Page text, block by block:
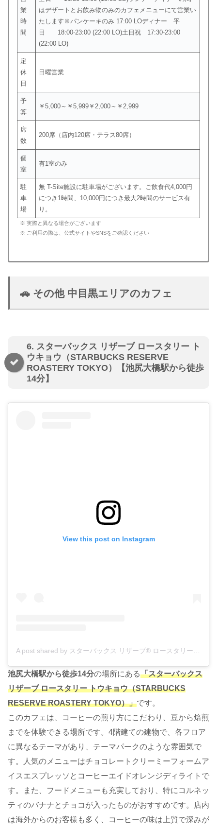
業
時
間
はデザートとお飲み物のみのカフェメニューにて営業い
たします※パンケーキのみ 17:00 LOディナー 平
日 18:00-23:00 (22:00 LO)土日祝 17:30-23:00
(22:00 LO)
定
休
日
日曜営業
予
算
￥5,000～￥5,999￥2,000～￥2,999
席
数
200席（店内120席・テラス80席）
個
室
有1室のみ
駐
車
場
無 T-Site施設に駐車場がございます。ご飲食代4,000円
につき1時間、10,000円につき最大2時間のサービス有
り。
※ 実際と異なる場合がございます
※ ご利用の際は、公式サイトやSNSをご確認ください
🚗 その他 中目黒エリアのカフェ
6. スターバックス リザーブ ロースタリー ト
ウキョウ（STARBUCKS RESERVE
ROASTERY TOKYO）【池尻大橋駅から徒歩
14分】
View this post on Instagram
池尻大橋駅から徒歩14分の場所にある「スターバックス
リザーブ ロースタリー トウキョウ（STARBUCKS
RESERVE ROASTERY TOKYO）」です。
このカフェは、コーヒーの煎り方にこだわり、豆から焙煎
までを体験できる場所です。4階建ての建物で、各フロア
に異なるテーマがあり、テーマパークのような雰囲気で
す。人気のメニューはチョコレートクリーミーフォームア
イスエスプレッソとコーヒーエイドオレンジディライトで
す。また、フードメニューも充実しており、特にコルネッ
ティのバナナとチョコが入ったものがおすすめです。店内
は海外からのお客様も多く、コーヒーの味は上質で深みが